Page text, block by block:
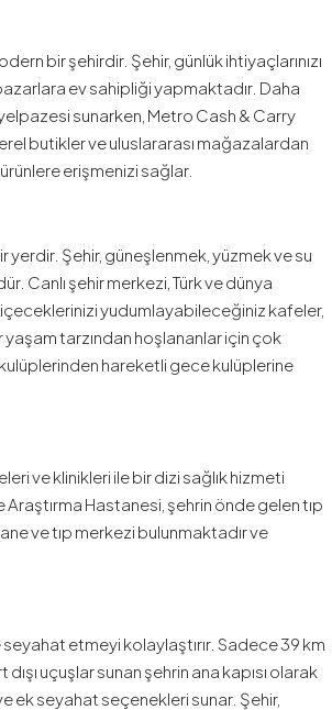
bir şehirdir. Şehir, günlük ihtiyaçlarınızı
ev sahipliği yapmaktadır. Daha
sunarken, Metro Cash & Carry
butikler ve uluslararası mağazalardan
erişmenizi sağlar.
yerdir. Şehir, güneşlenmek, yüzmek ve su
Canlı şehir merkezi, Türk ve dünya
içeceklerinizi yudumlayabileceğiniz kafeler,
tarzından hoşlananlar için çok
hareketli gece kulüplerine
ve klinikleri ile bir dizi sağlık hizmeti
Hastanesi, şehrin önde gelen tıp
ve tıp merkezi bulunmaktadır ve
seyahat etmeyi kolaylaştırır. Sadece 39 km
uçuşlar sunan şehrin ana kapısı olarak
ek seyahat seçenekleri sunar. Şehir,